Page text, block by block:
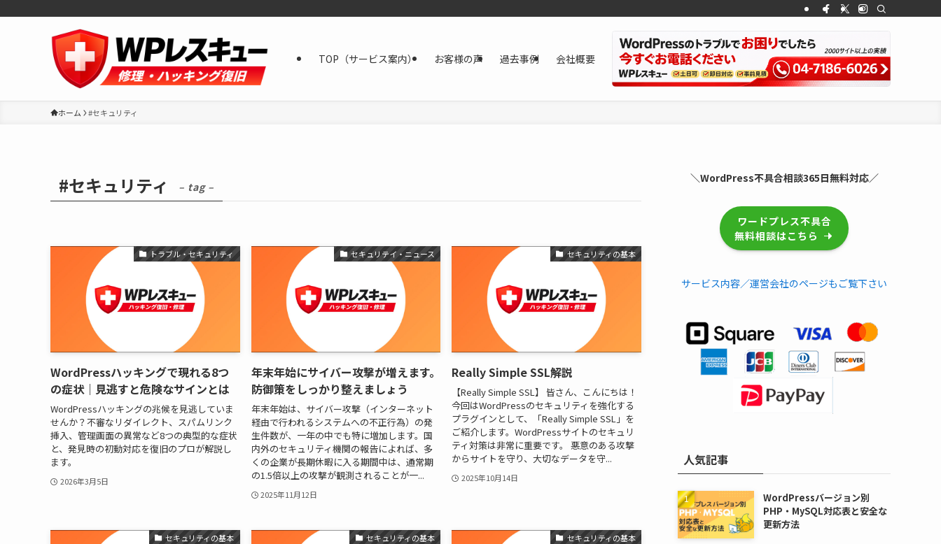
TOP（サービス案内） お客様の声 過去事例 会社概要
ホーム #セキュリティ
#セキュリティ – tag –
トラブル・セキュリティ
WordPressハッキングで現れる8つ
の症状｜見逃すと危険なサインとは
WordPressハッキングの兆候を見逃していま
せんか？不審なリダイレクト、スパムリンク
挿入、管理画面の異常など8つの典型的な症状
と、発見時の初動対応を復旧のプロが解説し
ます。
2026年3月5日
セキュリテイ・ニュース
年末年始にサイバー攻撃が増えます。
防御策をしっかり整えましょう
年末年始は、サイバー攻撃（インターネット
経由で行われるシステムへの不正行為）の発
生件数が、一年の中でも特に増加します。国
内外のセキュリティ機関の報告によれば、多
くの企業が長期休暇に入る期間中は、通常期
の1.5倍以上の攻撃が観測されることが一...
2025年11月12日
セキュリティの基本
Really Simple SSL解説
【Really Simple SSL】 皆さん、こんにちは！
今回はWordPressのセキュリティを強化する
プラグインとして、「Really Simple SSL」を
ご紹介します。WordPressサイトのセキュリ
ティ対策は非常に重要です。 悪意のある攻撃
からサイトを守り、大切なデータを守...
2025年10月14日
セキュリティの基本 セキュリティの基本 セキュリティの基本
＼WordPress不具合相談365日無料対応／
ワードプレス不具合
無料相談はこちら
サービス内容／運営会社のページもご覧下さい
人気記事
WordPressバージョン別
PHP・MySQL対応表と安全な
更新方法